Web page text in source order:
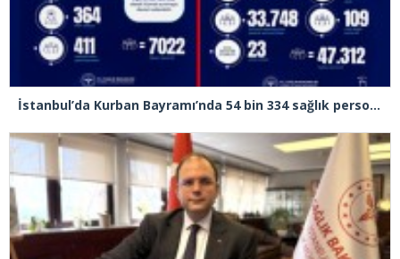
İstanbul’da Kurban Bayramı’nda 54 bin 334 sağlık personeli görev yapacak